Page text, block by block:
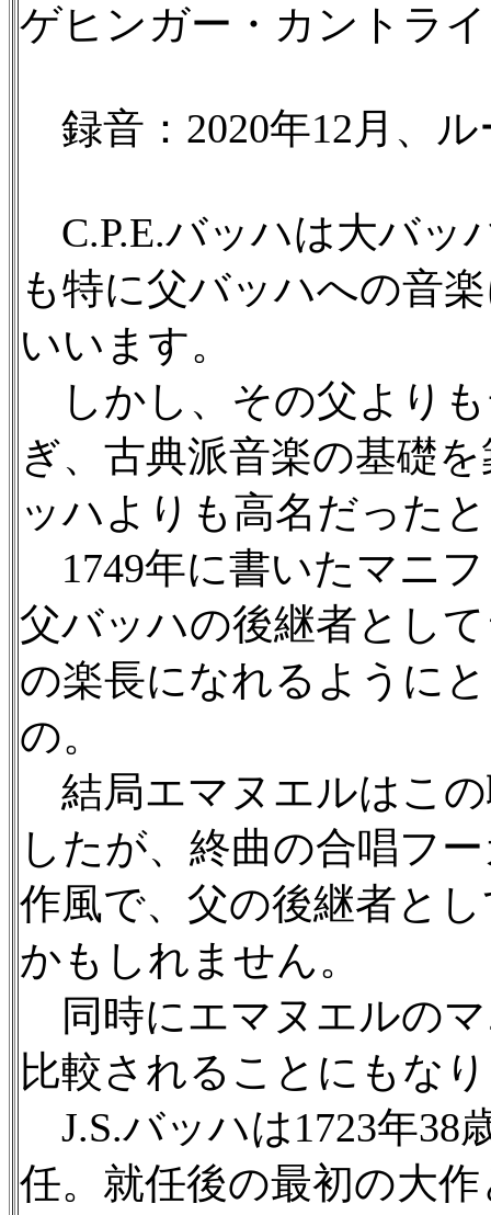
ゲヒンガー・カントラ
録音：2020年12月、
C.P.E.バッハは大バッ
も特に父バッハへの音
いいます。
しかし、その父より
ぎ、古典派音楽の基礎
ッハよりも高名だった
1749年に書いたマニ
父バッハの後継者とし
の楽長になれるように
の。
結局エマヌエルはこ
したが、終曲の合唱フ
作風で、父の後継者と
かもしれません。
同時にエマヌエルの
比較されることにもな
J.S.バッハは1723年38
任。就任後の最初の大